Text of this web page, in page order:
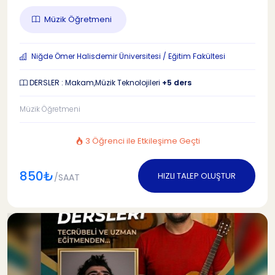
Müzik Öğretmeni
Niğde Ömer Halisdemir Üniversitesi / Eğitim Fakültesi
DERSLER : Makam,Müzik Teknolojileri +5 ders
Müzik Öğretmeni
3 Öğrenci ile Etkileşime Geçti
850₺/SAAT HIZLI TALEP OLUŞTUR